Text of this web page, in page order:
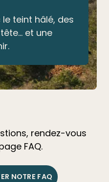
teint hâlé, des
et une
rendez-vous
FAQ.
NOTRE FAQ